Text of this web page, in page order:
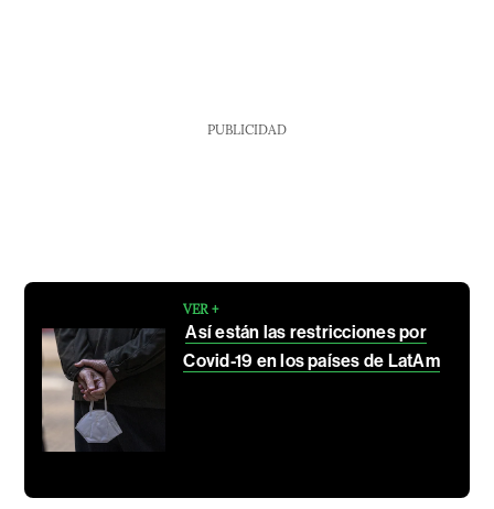
PUBLICIDAD
VER +
Así están las restricciones por
Covid-19 en los países de LatAm